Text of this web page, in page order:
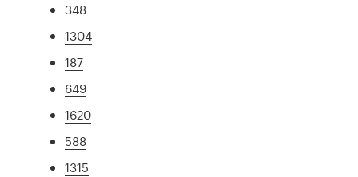
348
1304
187
649
1620
588
1315